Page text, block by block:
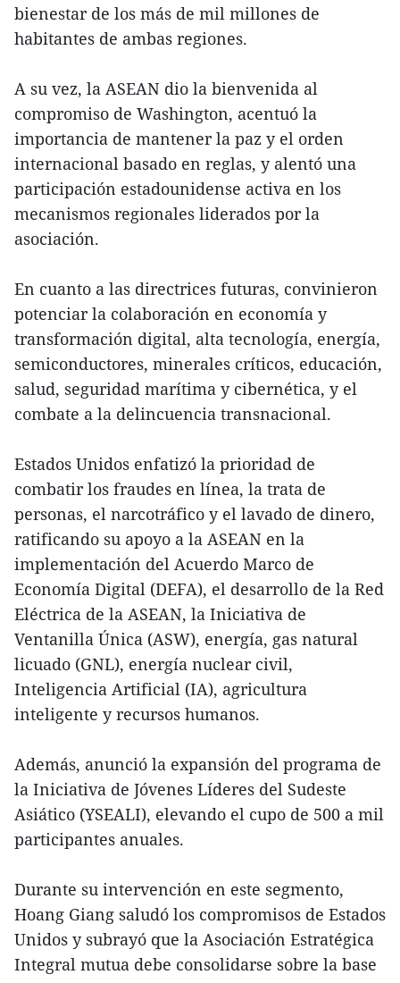
bienestar de los más de mil millones de
habitantes de ambas regiones.
A su vez, la ASEAN dio la bienvenida al
compromiso de Washington, acentuó la
importancia de mantener la paz y el orden
internacional basado en reglas, y alentó una
participación estadounidense activa en los
mecanismos regionales liderados por la
asociación.
En cuanto a las directrices futuras, convinieron
potenciar la colaboración en economía y
transformación digital, alta tecnología, energía,
semiconductores, minerales críticos, educación,
salud, seguridad marítima y cibernética, y el
combate a la delincuencia transnacional.
Estados Unidos enfatizó la prioridad de
combatir los fraudes en línea, la trata de
personas, el narcotráfico y el lavado de dinero,
ratificando su apoyo a la ASEAN en la
implementación del Acuerdo Marco de
Economía Digital (DEFA), el desarrollo de la Red
Eléctrica de la ASEAN, la Iniciativa de
Ventanilla Única (ASW), energía, gas natural
licuado (GNL), energía nuclear civil,
Inteligencia Artificial (IA), agricultura
inteligente y recursos humanos.
Además, anunció la expansión del programa de
la Iniciativa de Jóvenes Líderes del Sudeste
Asiático (YSEALI), elevando el cupo de 500 a mil
participantes anuales.
Durante su intervención en este segmento,
Hoang Giang saludó los compromisos de Estados
Unidos y subrayó que la Asociación Estratégica
Integral mutua debe consolidarse sobre la base